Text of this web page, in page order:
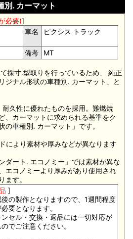
別. カーマット
必要)]
車名 ピクシス トラック
備考 MT
採寸.型取りを行っているため、 純正
ジナル形状の車種別. カーマット」と
耐久性に優れたものを採用。難燃焼
、カーマットに求められる基準をク
の車種別. カーマット」です。
により素材や厚みなどが異なります
ダート. エコノミー」では素材が異な
エコノミーより厚みがあり使用され
ます。
]
の製作となりますので、1週間程度
要となります。
ンセル・交換・返品には一切対応が
でご注意ください。